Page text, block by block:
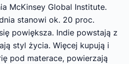
McKinsey Global Institute.
stanowi ok. 20 proc.
powiększa. Indie powstają z
styl życia. Więcej kupują i
pod materace, powierzają